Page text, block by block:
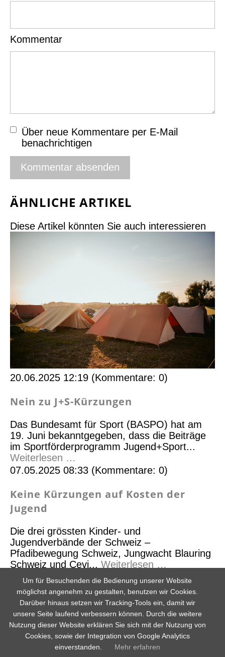
Kommentar
Über neue Kommentare per E-Mail
benachrichtigen
ÄHNLICHE ARTIKEL
Diese Artikel könnten Sie auch interessieren
20.06.2025 12:19 (Kommentare: 0)
Nein zu J+S-Kürzungen
Das Bundesamt für Sport (BASPO) hat am
19. Juni bekanntgegeben, dass die Beiträge
im Sportförderprogramm Jugend+Sport...
Weiterlesen …
07.05.2025 08:33 (Kommentare: 0)
Keine Kürzungen auf Kosten der
Jugend
Die drei grössten Kinder- und
Jugendverbände der Schweiz –
Pfadibewegung Schweiz, Jungwacht Blauring
Schweiz und Cevi... Weiterlesen …
19.03.2025 07:30(Kommentare: 0)
Psychische Gesundheit im Cevi –
Grundlage für vieles
Der Cevi setzt sich auf hohem
Qualitätsniveau für die Förderung der
Um für Besuchenden die Bedienung unserer Website
möglichst angenehm zu gestalten, benutzen wir Cookies.
Darüber hinaus setzen wir Tracking-Tools ein, damit wir
unsere Seite laufend verbessern können. Durch die weitere
Nutzung dieser Website erklären Sie sich mit der Nutzung von
Cookies, sowie der Integration von Google Analytics
einverstanden.
Mehr erfahren